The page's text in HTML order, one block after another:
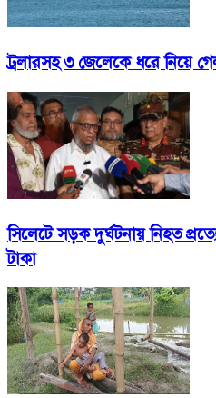
ট্রলারসহ ৩ জেলেকে ধরে নিয়ে
সিলেটে সড়ক দুর্ঘটনায় নিহত
টাকা